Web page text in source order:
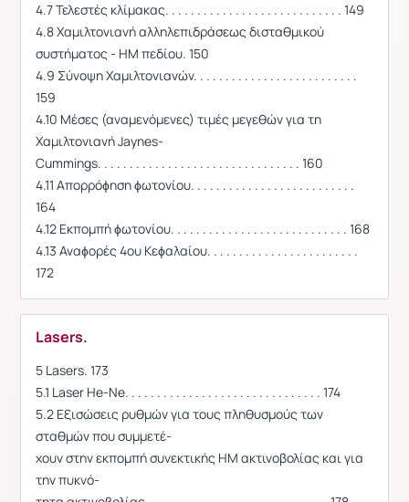
4.7 Τελεστές κλίμακας. . . . . . . . . . . . . . . . . . . . . . . . . . . . 149
4.8 Χαμιλτονιανή αλληλεπιδράσεως δισταθμικού
συστήματος - ΗΜ πεδίου. 150
4.9 Σύνοψη Χαμιλτονιανών. . . . . . . . . . . . . . . . . . . . . . . . . .
159
4.10 Μέσες (αναμενόμενες) τιμές μεγεθών για τη
Χαμιλτονιανή Jaynes-
Cummings. . . . . . . . . . . . . . . . . . . . . . . . . . . . . . . . 160
4.11 Απορρόϕηση ϕωτονίου. . . . . . . . . . . . . . . . . . . . . . . . . .
164
4.12 Εκπομπή ϕωτονίου. . . . . . . . . . . . . . . . . . . . . . . . . . . . 168
4.13 Αναϕορές 4ου Κεϕαλαίου. . . . . . . . . . . . . . . . . . . . . . . .
172
Lasers.
5 Lasers. 173
5.1 Laser He-Ne. . . . . . . . . . . . . . . . . . . . . . . . . . . . . . . 174
5.2 Εξισώσεις ρυθμών για τους πληθυσμούς των
σταθμών που συμμετέ-
χουν στην εκπομπή συνεκτικής ΗΜ ακτινοβολίας και για
την πυκνό-